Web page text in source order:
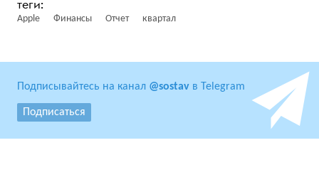
Apple Финансы Отчет квартал
Подписывайтесь на канал @sostav в Telegram
Подписаться